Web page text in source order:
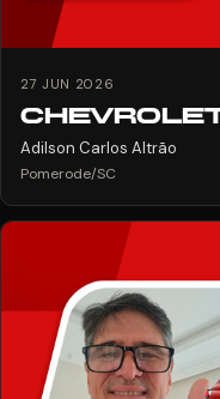
27 JUN 2026
Adilson Carlos Altrão
Pomerode/SC